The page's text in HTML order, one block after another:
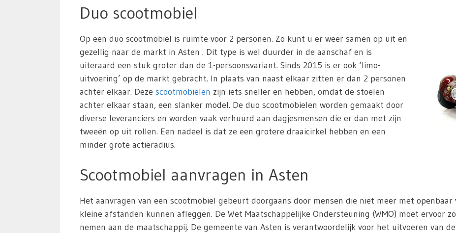
Duo scootmobiel
Op een duo scootmobiel is ruimte voor 2 personen. Zo kunt u er weer samen op uit en
gezellig naar de markt in Asten . Dit type is wel duurder in de aanschaf en is
uiteraard een stuk groter dan de 1-persoonsvariant. Sinds 2015 is er ook ‘limo-
uitvoering’ op de markt gebracht. In plaats van naast elkaar zitten er dan 2 personen
achter elkaar. Deze scootmobielen zijn iets sneller en hebben, omdat de stoelen
achter elkaar staan, een slanker model. De duo scootmobielen worden gemaakt door
diverse leveranciers en worden vaak verhuurd aan dagjesmensen die er dan met zijn
tweeën op uit rollen. Een nadeel is dat ze een grotere draaicirkel hebben en een
minder grote actieradius.
Scootmobiel aanvragen in Asten
Het aanvragen van een scootmobiel gebeurt doorgaans door mensen die niet meer met
kleine afstanden kunnen afleggen. De Wet Maatschappelijke Ondersteuning (WMO) moet ervoor
nemen aan de maatschappij. De gemeente van Asten is verantwoordelijk voor het uitvoeren van